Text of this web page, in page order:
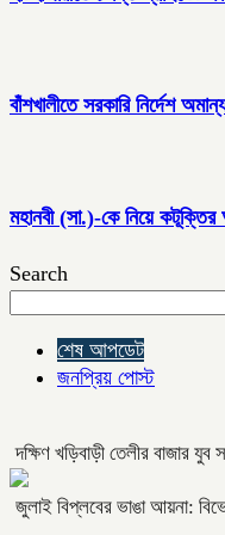
বাঁশখালীতে সরকারি নির্দেশ
মহানবী (সা.)-কে নিয়ে কটূক্তির
Search
শেষ আপডেট
জনপ্রিয় পোস্ট
দক্ষিণ খড়িবাড়ী তেলীর বাজার
জুলাই বিপ্লবের ভাঙা আয়না: